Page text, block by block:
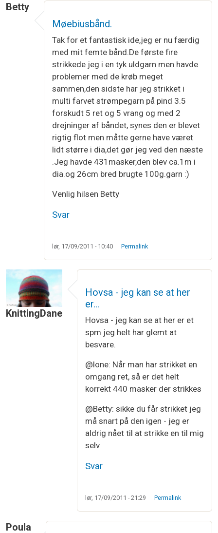
Betty
Møebiusbånd.
Tak for et fantastisk ide,jeg er nu færdig
med mit femte bånd.De første fire
strikkede jeg i en tyk uldgarn men havde
problemer med de krøb meget
sammen,den sidste har jeg strikket i
multi farvet strømpegarn på pind 3.5
forskudt 5 ret og 5 vrang og med 2
drejninger af båndet, synes den er blevet
rigtig flot men måtte gerne have været
lidt større i dia,det gør jeg ved den næste
.Jeg havde 431masker,den blev ca.1m i
dia.og 26cm bred brugte 100g.garn :)
Venlig hilsen Betty
Svar
lør, 17/09/2011 - 10:40 Permalink
KnittingDane
Hovsa - jeg kan se at her
er…
Hovsa - jeg kan se at her er et
spm jeg helt har glemt at
besvare.
@lone: Når man har strikket en
omgang ret, så er det helt
korrekt 440 masker der strikkes
@Betty: sikke du får strikket jeg
må snart på den igen - jeg er
aldrig nået til at strikke en til mig
selv
Svar
lør, 17/09/2011 - 21:29 Permalink
Poula